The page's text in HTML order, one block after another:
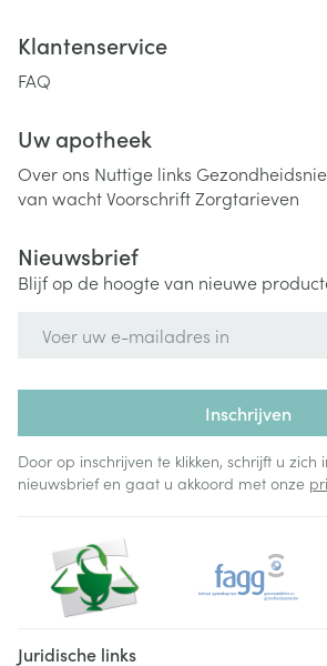
Klantenservice
FAQ
Uw apotheek
Over ons Nuttige links
van wachtVoorschriftZorgtarieven
Nieuwsbrief
Blijf op de hoogte van nieuwe
Inschrijven
Door op inschrijven te klikken, schrijft u zich
nieuwsbrief en gaat u akkoord met onze
Juridische links